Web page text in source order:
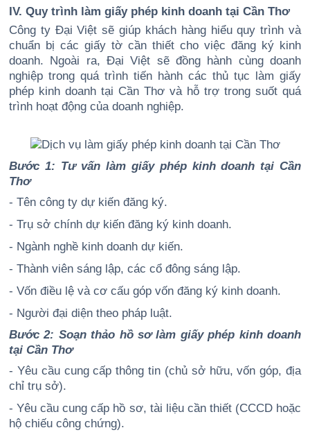
IV. Quy trình làm giấy phép kinh doanh tại Cần Thơ
Công ty Đại Việt sẽ giúp khách hàng hiểu quy trình và
chuẩn bị các giấy tờ cần thiết cho việc đăng ký kinh
doanh. Ngoài ra, Đại Việt sẽ đồng hành cùng doanh
nghiệp trong quá trình tiến hành các thủ tục làm giấy
phép kinh doanh tại Cần Thơ và hỗ trợ trong suốt quá
trình hoạt động của doanh nghiệp.
Bước 1: Tư vấn làm giấy phép kinh doanh tại Cần
Thơ
- Tên công ty dự kiến đăng ký.
- Trụ sở chính dự kiến đăng ký kinh doanh.
- Ngành nghề kinh doanh dự kiến.
- Thành viên sáng lập, các cổ đông sáng lập.
- Vốn điều lệ và cơ cấu góp vốn đăng ký kinh doanh.
- Người đại diện theo pháp luật.
Bước 2: Soạn thảo hồ sơ làm giấy phép kinh doanh
tại Cần Thơ
- Yêu cầu cung cấp thông tin (chủ sở hữu, vốn góp, địa
chỉ trụ sở).
- Yêu cầu cung cấp hồ sơ, tài liệu cần thiết (CCCD hoặc
hộ chiếu công chứng).